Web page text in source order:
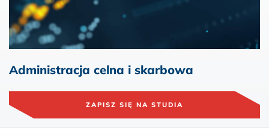
Administracja celna i skarbowa
ZAPISZ SIĘ NA STUDIA